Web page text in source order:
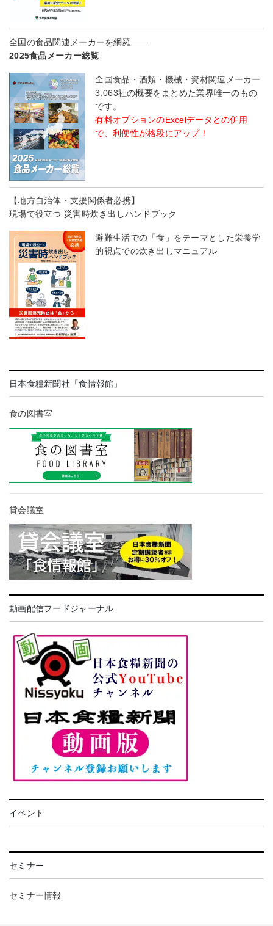
全国の食品関連メーカーを網羅――
2025食品メーカー総覧
全国食品・酒類・機械・資材関連メーカー
3,063社の概要をまとめた業界唯一のもの
です。
有料オプションのExcelデータとの併用
で、利便性が格段にアップ！
【地方自治体・支援関係者必携】
現場で役立つ 災害時炊き出しハンドブック
避難生活での「食」をテーマとした栄養学
的視点での炊き出しマニュアル
日本食糧新聞社「食情報館」
食の図書室
貸会議室
動画配信フードジャーナル
イベント
セミナー
セミナー情報